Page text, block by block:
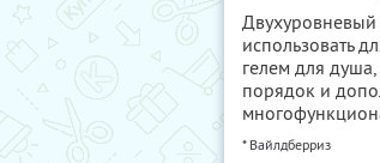
Двухуровневый
использовать
гелем для
порядок и
* Вайлдберриз